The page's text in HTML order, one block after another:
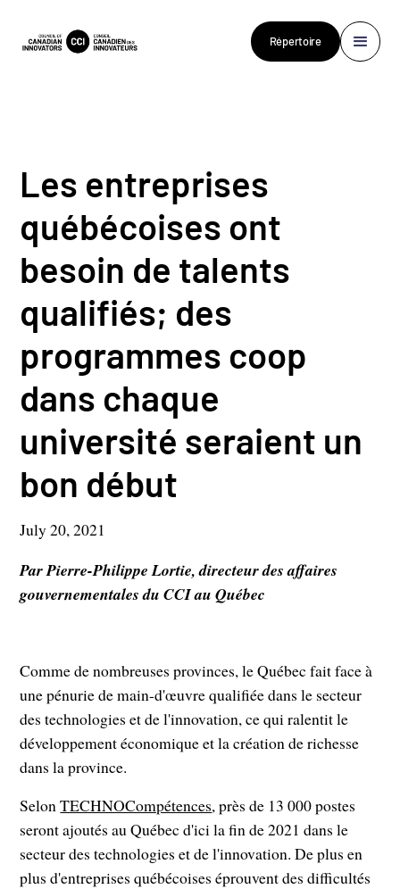
Répertoire
Les entreprises
québécoises ont
besoin de talents
qualifiés; des
programmes coop
dans chaque
université seraient un
bon début
July 20, 2021
Par Pierre-Philippe Lortie, directeur des affaires
gouvernementales du CCI au Québec
Comme de nombreuses provinces, le Québec fait face à
une pénurie de main-d'œuvre qualifiée dans le secteur
des technologies et de l'innovation, ce qui ralentit le
développement économique et la création de richesse
dans la province.
SelonTECHNOCompétences, près de 13 000 postes
seront ajoutés au Québec d'ici la fin de 2021 dans le
secteur des technologies et de l'innovation. De plus en
plus d'entreprises québécoises éprouvent des difficultés